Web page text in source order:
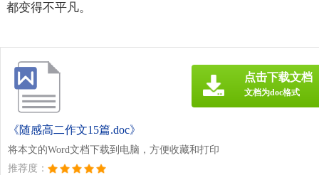
都变得不平凡。
《随感高二作文15篇.doc》
将本文的Word文档下载到电脑，方便收藏和打印
推荐度：
点击下载文档
文档为doc格式